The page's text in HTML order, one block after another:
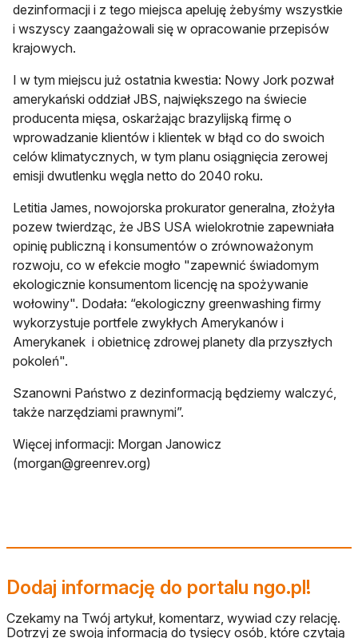
dezinformacji i z tego miejsca apeluję żebyśmy wszystkie
i wszyscy zaangażowali się w opracowanie przepisów
krajowych.
I w tym miejscu już ostatnia kwestia: Nowy Jork pozwał
amerykański oddział JBS, największego na świecie
producenta mięsa, oskarżając brazylijską firmę o
wprowadzanie klientów i klientek w błąd co do swoich
celów klimatycznych, w tym planu osiągnięcia zerowej
emisji dwutlenku węgla netto do 2040 roku.
Letitia James, nowojorska prokurator generalna, złożyła
pozew twierdząc, że JBS USA wielokrotnie zapewniała
opinię publiczną i konsumentów o zrównoważonym
rozwoju, co w efekcie mogło "zapewnić świadomym
ekologicznie konsumentom licencję na spożywanie
wołowiny". Dodała: “ekologiczny greenwashing firmy
wykorzystuje portfele zwykłych Amerykanów i
Amerykanek i obietnicę zdrowej planety dla przyszłych
pokoleń".
Szanowni Państwo z dezinformacją będziemy walczyć,
także narzędziami prawnymi”.
Więcej informacji: Morgan Janowicz
(morgan@greenrev.org)
Dodaj informację do portalu ngo.pl!
Czekamy na Twój artykuł, komentarz, wywiad czy relację.
Dotrzyj ze swoją informacją do tysięcy osób, które czytają